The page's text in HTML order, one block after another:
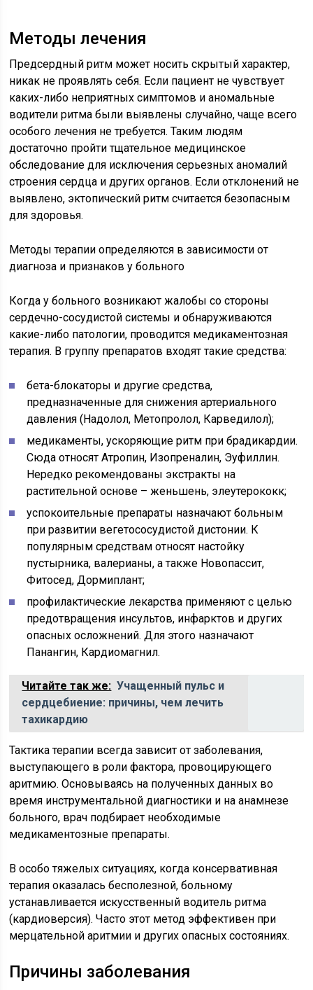
Методы лечения
Предсердный ритм может носить скрытый характер,
никак не проявлять себя. Если пациент не чувствует
каких-либо неприятных симптомов и аномальные
водители ритма были выявлены случайно, чаще всего
особого лечения не требуется. Таким людям
достаточно пройти тщательное медицинское
обследование для исключения серьезных аномалий
строения сердца и других органов. Если отклонений не
выявлено, эктопический ритм считается безопасным
для здоровья.
Методы терапии определяются в зависимости от
диагноза и признаков у больного
Когда у больного возникают жалобы со стороны
сердечно-сосудистой системы и обнаруживаются
какие-либо патологии, проводится медикаментозная
терапия. В группу препаратов входят такие средства:
бета-блокаторы и другие средства,
предназначенные для снижения артериального
давления (Надолол, Метопролол, Карведилол);
медикаменты, ускоряющие ритм при брадикардии.
Сюда относят Атропин, Изопреналин, Эуфиллин.
Нередко рекомендованы экстракты на
растительной основе – женьшень, элеутерококк;
успокоительные препараты назначают больным
при развитии вегетососудистой дистонии. К
популярным средствам относят настойку
пустырника, валерианы, а также Новопассит,
Фитосед, Дормиплант;
профилактические лекарства применяют с целью
предотвращения инсультов, инфарктов и других
опасных осложнений. Для этого назначают
Панангин, Кардиомагнил.
Читайте так же: Учащенный пульс и
сердцебиение: причины, чем лечить
тахикардию
Тактика терапии всегда зависит от заболевания,
выступающего в роли фактора, провоцирующего
аритмию. Основываясь на полученных данных во
время инструментальной диагностики и на анамнезе
больного, врач подбирает необходимые
медикаментозные препараты.
В особо тяжелых ситуациях, когда консервативная
терапия оказалась бесполезной, больному
устанавливается искусственный водитель ритма
(кардиоверсия). Часто этот метод эффективен при
мерцательной аритмии и других опасных состояниях.
Причины заболевания